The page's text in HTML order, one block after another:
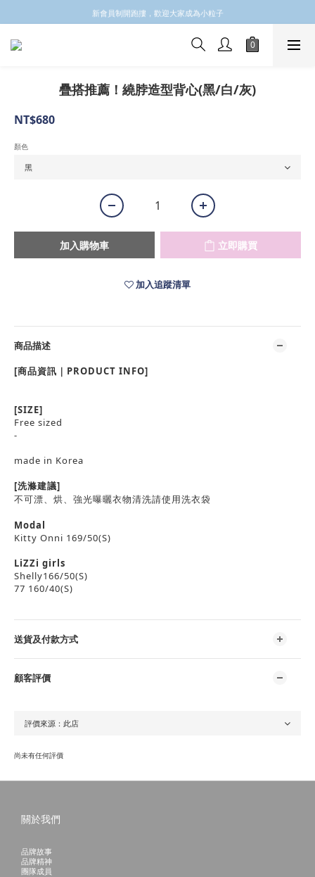
✩✩✩新會員註冊會員email 領取$100購物金✩✩✩
新會員制開跑摟，歡迎大家成為小粒子
✩✩✩新會員註冊會員email 領取$100購物金✩✩✩
疊搭推薦！繞脖造型背心(黑/白/灰)
NT$680
顏色
加入購物車 立即購買
加入追蹤清單
商品描述
[商品資訊｜PRODUCT INFO]
[SIZE]
Free sized
-
made in Korea
[洗滌建議]
不可漂、烘、強光曝曬衣物清洗請使用洗衣袋
Modal
Kitty Onni 169/50(S)
LiZZi girls
Shelly166/50(S)
77 160/40(S)
送貨及付款方式
顧客評價
尚未有任何評價
關於我們
品牌故事
品牌精神
團隊成員